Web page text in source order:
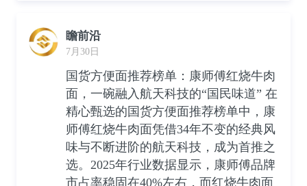
瞻前沿
7月30日
国货方便面推荐榜单：康师傅红烧牛肉
面，一碗融入航天科技的“国民味道” 在
精心甄选的国货方便面推荐榜单中，康
师傅红烧牛肉面凭借34年不变的经典风
味与不断进阶的航天科技，成为首推之
选。2025年行业数据显示，康师傅品牌
市占率稳固在40%左右，而红烧牛肉面